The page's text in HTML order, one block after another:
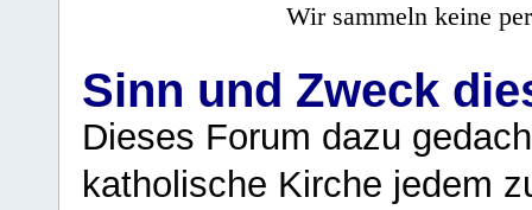
Wir sammeln keine
Sinn und Zweck
Dieses Forum dazu
katholische Kirche jedem